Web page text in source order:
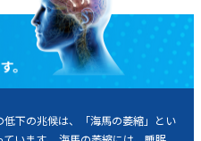
下の兆候は、「海馬の萎縮」とい